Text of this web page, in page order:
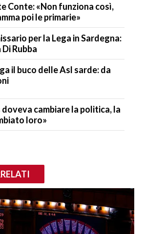
Conte: «Non funziona così,
poi le primarie»
per la Lega in Sardegna:
Rubba
il buco delle Asl sarde: da
doveva cambiare la politica, la
loro»